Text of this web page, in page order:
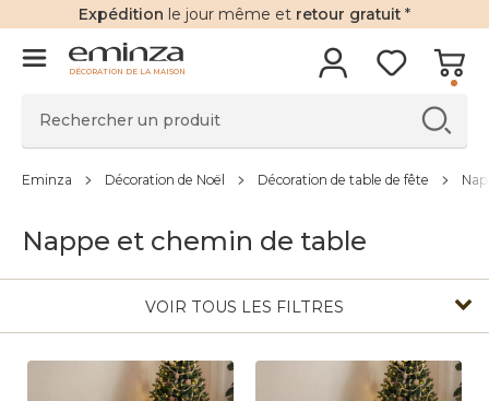
Expédition le jour même et retour gratuit *
DÉCORATION DE LA MAISON
Eminza Décoration de Noël Décoration de table de fête
Nappe et chemin de table
VOIR TOUS LES FILTRES